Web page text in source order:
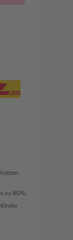
zu 80%.